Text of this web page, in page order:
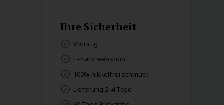
Ihre Sicherheit
Vorrätig
E-mark webshop
100% nikkelfrei schmuck
Lieferung 2-4 Tage